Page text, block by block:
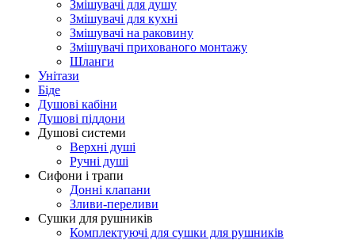
Змішувачі для душу
Змішувачі для кухні
Змішувачі на раковину
Змішувачі прихованого монтажу
Шланги
Унітази
Біде
Душові кабіни
Душові піддони
Душові системи
Верхні душі
Ручні душі
Сифони і трапи
Донні клапани
Зливи-переливи
Сушки для рушників
Комплектуючі для сушки для рушників